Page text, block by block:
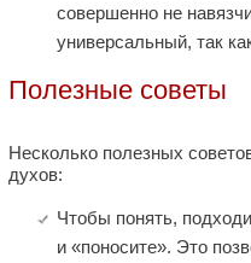
совершенно не
универсальный, так
Полезные советы
Несколько полезных
духов:
Чтобы понять,
и «поносите». Это